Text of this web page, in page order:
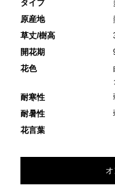
タイプ
原産地
草丈/樹高
開花期
花色
耐寒性
耐暑性
花言葉